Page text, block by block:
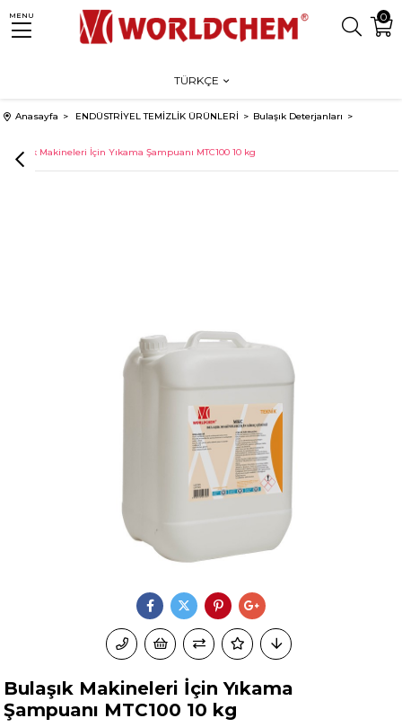
0
MENU
TÜRKÇE
Anasayfa ENDÜSTRİYEL TEMİZLİK ÜRÜNLERİ Bulaşık Deterjanları
Bulaşık Makineleri İçin Yıkama Şampuanı MTC100 10 kg
Bulaşık Makineleri İçin Yıkama
Şampuanı MTC100 10 kg